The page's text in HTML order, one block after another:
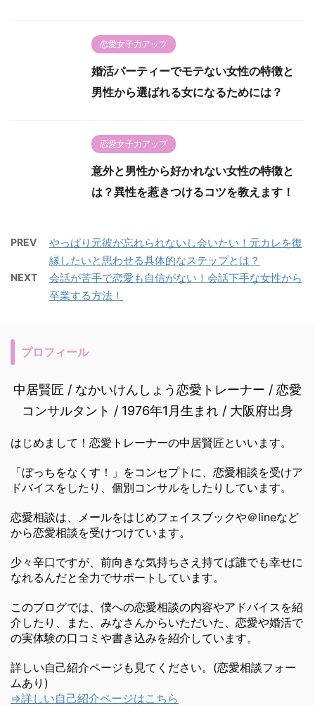
恋愛女子力アップ
婚活パーティーでモテない女性の特徴と
男性から選ばれる女になるためには？
恋愛女子力アップ
意外と男性から好かれない女性の特徴と
は？異性を惹きつけるコツを教えます！
PREV
やっぱり元彼が忘れられないし会いたい！元カレを復
縁したいと思わせる具体的なステップとは？
NEXT
会話が苦手で恋愛も自信がない！会話下手な女性から
卒業する方法！
プロフィール
中居賢匠 / なかいけんしょう恋愛トレーナー / 恋愛
コンサルタント / 1976年1月生まれ / 大阪府出身
はじめまして！恋愛トレーナーの中居賢匠といいます。
「ぼっちをなくす！」をコンセプトに、恋愛相談を受けア
ドバイスをしたり、個別コンサルをしたりしています。
恋愛相談は、メールをはじめフェイスブックや＠lineなど
から恋愛相談を受けつけています。
少々辛口ですが、前向きな気持ちさえ持てば誰でも幸せに
なれるんだと全力でサポートしています。
このブログでは、僕への恋愛相談の内容やアドバイスを紹
介したり、また、みなさんからいただいた、恋愛や婚活で
の実体験の口コミや書き込みを紹介しています。
詳しい自己紹介ページも見てください。(恋愛相談フォー
ムあり)
⇒詳しい自己紹介ページはこちら